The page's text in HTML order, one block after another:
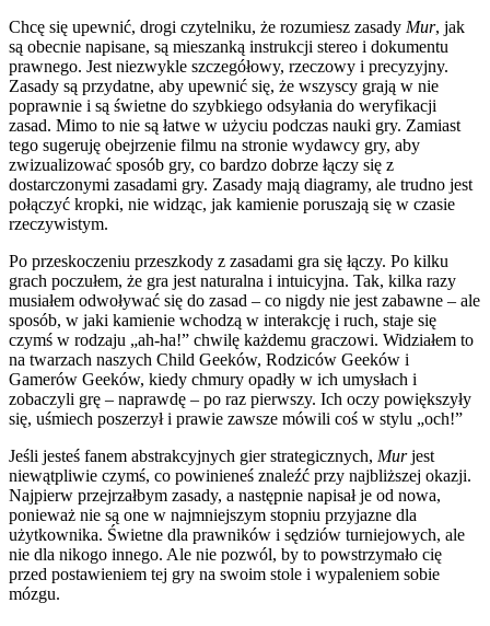
Chcę się upewnić, drogi czytelniku, że rozumiesz zasady Mur, jak
są obecnie napisane, są mieszanką instrukcji stereo i dokumentu
prawnego. Jest niezwykle szczegółowy, rzeczowy i precyzyjny.
Zasady są przydatne, aby upewnić się, że wszyscy grają w nie
poprawnie i są świetne do szybkiego odsyłania do weryfikacji
zasad. Mimo to nie są łatwe w użyciu podczas nauki gry. Zamiast
tego sugeruję obejrzenie filmu na stronie wydawcy gry, aby
zwizualizować sposób gry, co bardzo dobrze łączy się z
dostarczonymi zasadami gry. Zasady mają diagramy, ale trudno jest
połączyć kropki, nie widząc, jak kamienie poruszają się w czasie
rzeczywistym.
Po przeskoczeniu przeszkody z zasadami gra się łączy. Po kilku
grach poczułem, że gra jest naturalna i intuicyjna. Tak, kilka razy
musiałem odwoływać się do zasad – co nigdy nie jest zabawne – ale
sposób, w jaki kamienie wchodzą w interakcję i ruch, staje się
czymś w rodzaju „ah-ha!” chwilę każdemu graczowi. Widziałem to
na twarzach naszych Child Geeków, Rodziców Geeków i
Gamerów Geeków, kiedy chmury opadły w ich umysłach i
zobaczyli grę – naprawdę – po raz pierwszy. Ich oczy powiększyły
się, uśmiech poszerzył i prawie zawsze mówili coś w stylu „och!”
Jeśli jesteś fanem abstrakcyjnych gier strategicznych, Murjest
niewątpliwie czymś, co powinieneś znaleźć przy najbliższej okazji.
Najpierw przejrzałbym zasady, a następnie napisał je od nowa,
ponieważ nie są one w najmniejszym stopniu przyjazne dla
użytkownika. Świetne dla prawników i sędziów turniejowych, ale
nie dla nikogo innego. Ale nie pozwól, by to powstrzymało cię
przed postawieniem tej gry na swoim stole i wypaleniem sobie
mózgu.